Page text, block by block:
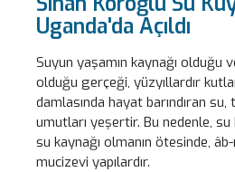
Uganda'da Açıldı
Suyun yaşamın kaynağı olduğu
olduğu gerçeği, yüzyıllardır
damlasında hayat barındıran su,
umutları yeşertir. Bu nedenle,
su kaynağı olmanın ötesinde,
mucizevi yapılardır.